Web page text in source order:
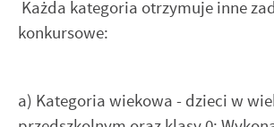
Każda kategoria otrzymuje inne
konkursowe:
a) Kategoria wiekowa - dzieci w